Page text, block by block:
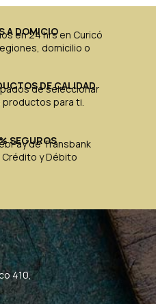
A DOMICIO
en 24 hrs en Curicó
domicilio o
DE CALIDAD
de seleccionar
para ti.
SEGUROS
de Transbank
y Débito
410,